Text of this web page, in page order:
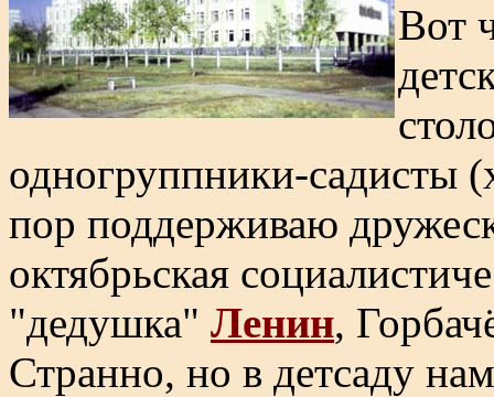
Вот
одногруппники-садисты
пор поддерживаю
октябрьская
"дедушка" Ленин,
Странно, но в детсаду